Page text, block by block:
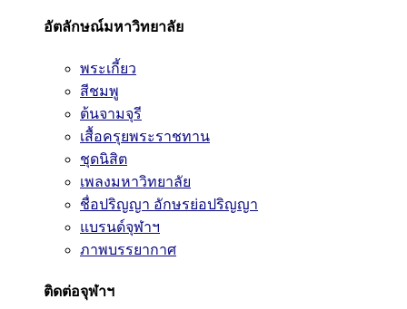
อัตลักษณ์มหาวิทยาลัย
พระเกี้ยว
สีชมพู
ต้นจามจุรี
เสื้อครุยพระราชทาน
ชุดนิสิต
เพลงมหาวิทยาลัย
ชื่อปริญญา อักษรย่อปริญญา
แบรนด์จุฬาฯ
ภาพบรรยากาศ
ติดต่อจุฬาฯ